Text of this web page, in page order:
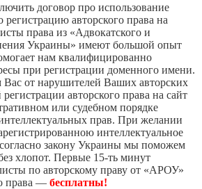
договор про использование
авторского права на
права из «Адвокатского и
Украины» имеют большой опыт
нам квалифицированно
при регистрации доменного имени.
от нарушителей Ваших авторских
авторского права на сайт
или судебном порядке
прав. При желании
интеллектуальное
закону Украины мы поможем
хлопот. Первые 15-ть минут
по авторскому праву от «АРОУ»
права — бесплатны!